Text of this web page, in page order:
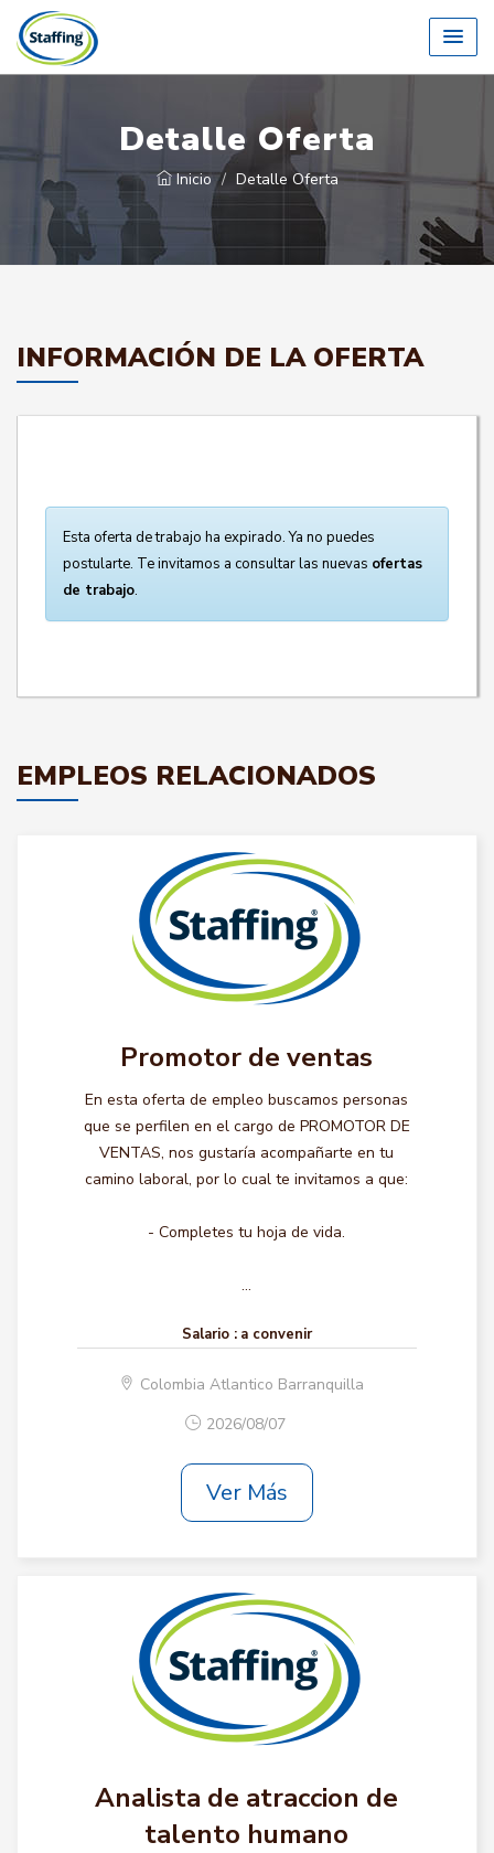
Detalle Oferta
Inicio Detalle Oferta
INFORMACIÓN DE LA OFERTA
Esta oferta de trabajo ha expirado. Ya no puedes
postularte. Te invitamos a consultar las nuevas ofertas
de trabajo.
EMPLEOS RELACIONADOS
Promotor de ventas
En esta oferta de empleo buscamos personas
que se perfilen en el cargo de PROMOTOR DE
VENTAS, nos gustaría acompañarte en tu
camino laboral, por lo cual te invitamos a que:
- Completes tu hoja de vida.
...
Salario : a convenir
Colombia Atlantico Barranquilla
2026/08/07
Ver Más
Analista de atraccion de
talento humano